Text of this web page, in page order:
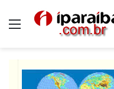
Menu